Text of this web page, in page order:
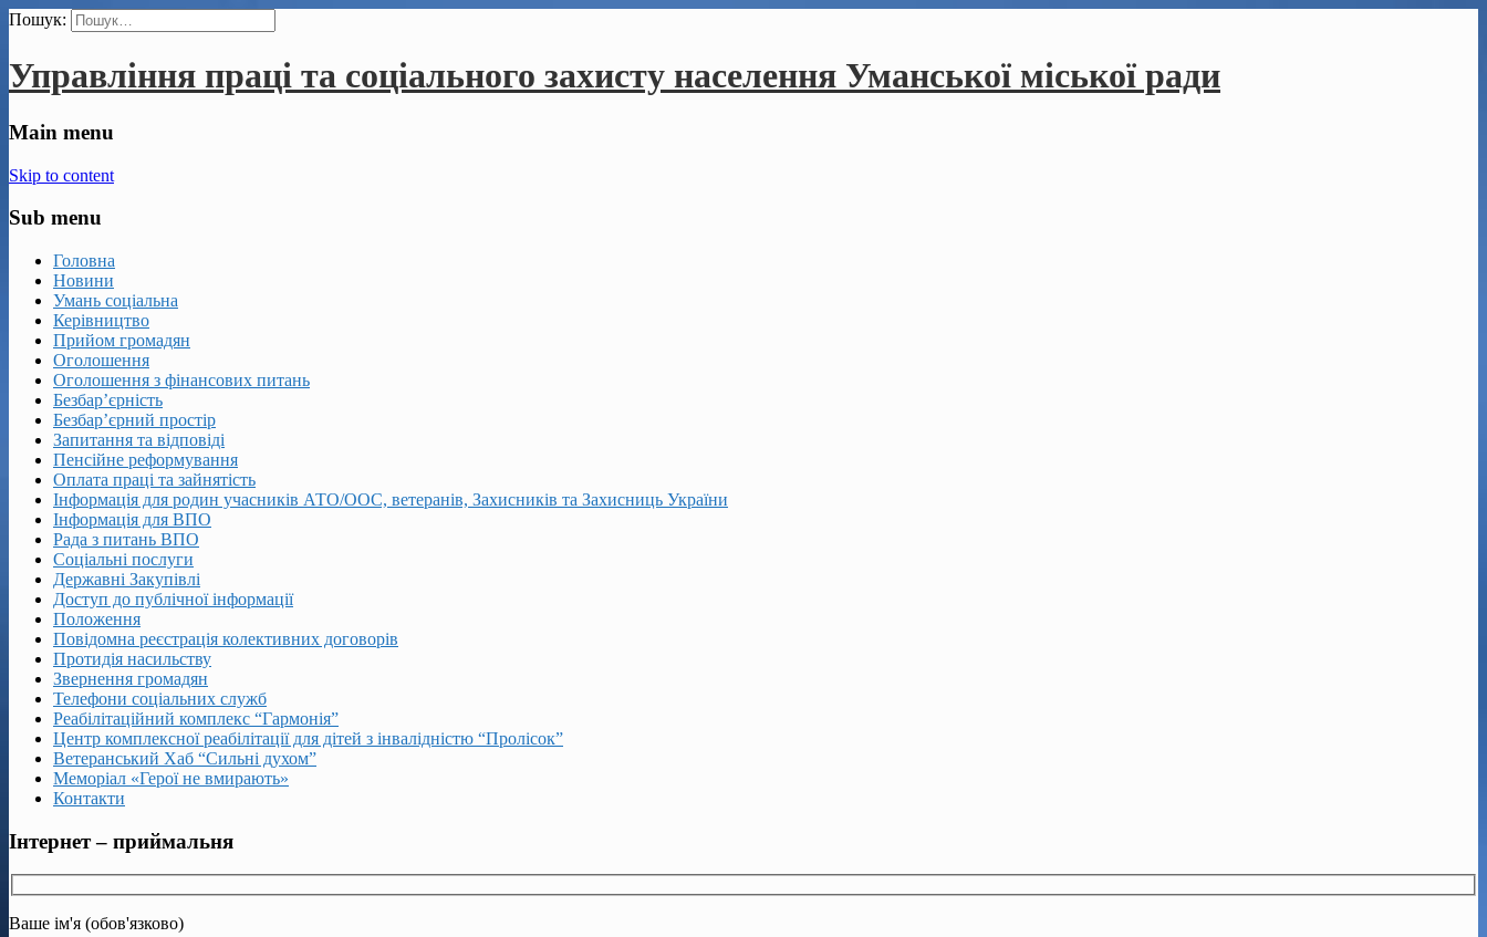
Пошук:
Управління праці та соціального захисту населення Уманської міської ради
Main menu
Skip to content
Sub menu
Головна
Новини
Умань соціальна
Керівництво
Прийом громадян
Оголошення
Оголошення з фінансових питань
Безбар’єрність
Безбар’єрний простір
Запитання та відповіді
Пенсійне реформування
Оплата праці та зайнятість
Інформація для родин учасників АТО/ООС, ветеранів, Захисників та Захисниць України
Інформація для ВПО
Рада з питань ВПО
Соціальні послуги
Державні Закупівлі
Доступ до публічної інформації
Положення
Повідомна реєстрація колективних договорів
Протидія насильству
Звернення громадян
Телефони соціальних служб
Реабілітаційний комплекс “Гармонія”
Центр комплексної реабілітації для дітей з інвалідністю “Пролісок”
Ветеранський Хаб “Сильні духом”
Меморіал «Герої не вмирають»
Контакти
Інтернет – приймальня
Ваше ім'я (обов'язково)